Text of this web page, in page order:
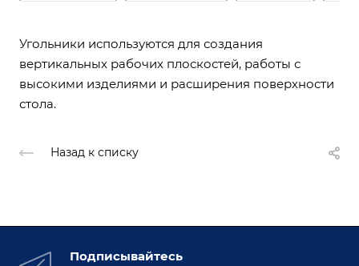
Угольники используются для создания
вертикальных рабочих плоскостей, работы с
высокими изделиями и расширения поверхности
стола.
Назад к списку
Подписывайтесь